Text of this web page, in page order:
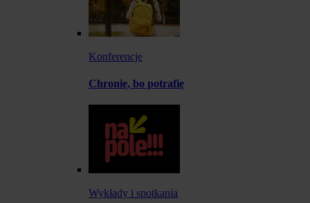
Konferencje
Chronię, bo potrafię
Wykłady i spotkania